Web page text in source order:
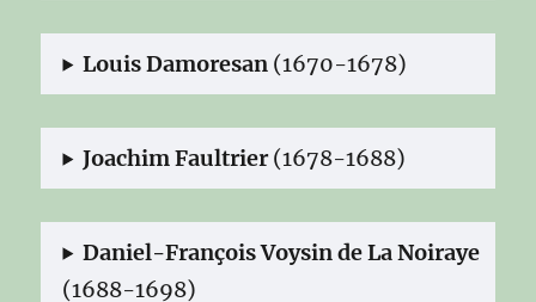
Louis Damoresan (1670-1678)
Joachim Faultrier(1678-1688)
Daniel-François Voysin de La Noiraye
(1688-1698)